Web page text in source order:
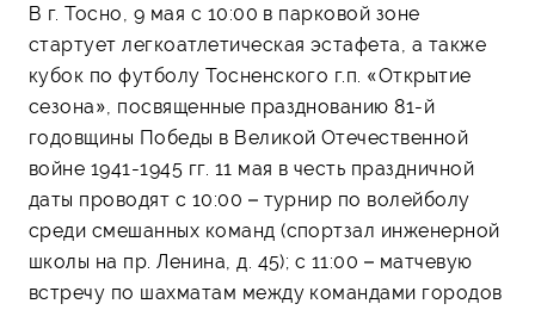
В г. Тосно, 9 мая с 10:00 в парковой зоне
стартует легкоатлетическая эстафета, а также
кубок по футболу Тосненского г.п. «Открытие
сезона», посвященные празднованию 81-й
годовщины Победы в Великой Отечественной
войне 1941-1945 гг. 11 мая в честь праздничной
даты проводят с 10:00 – турнир по волейболу
среди смешанных команд (спортзал инженерной
школы на пр. Ленина, д. 45); с 11:00 – матчевую
встречу по шахматам между командами городов